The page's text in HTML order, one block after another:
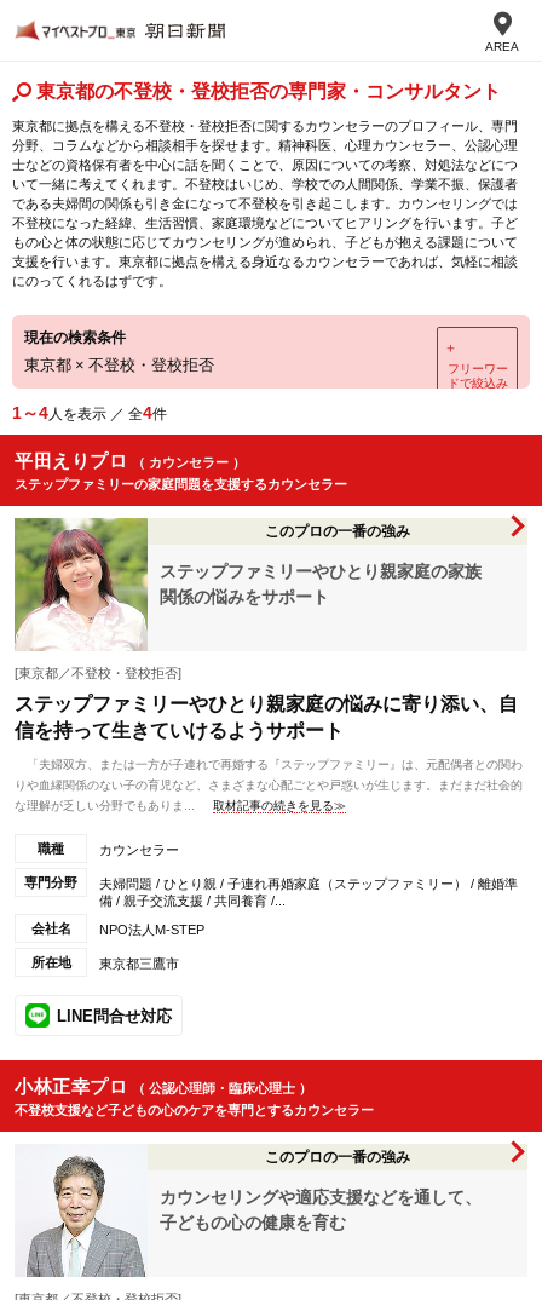
AREA
東京都の不登校・登校拒否の専門家・コンサルタント
東京都に拠点を構える不登校・登校拒否に関するカウンセラーのプロフィール、専門
分野、コラムなどから相談相手を探せます。精神科医、心理カウンセラー、公認心理
士などの資格保有者を中心に話を聞くことで、原因についての考察、対処法などにつ
いて一緒に考えてくれます。不登校はいじめ、学校での人間関係、学業不振、保護者
である夫婦間の関係も引き金になって不登校を引き起こします。カウンセリングでは
不登校になった経緯、生活習慣、家庭環境などについてヒアリングを行います。子ど
もの心と体の状態に応じてカウンセリングが進められ、子どもが抱える課題について
支援を行います。東京都に拠点を構える身近なるカウンセラーであれば、気軽に相談
にのってくれるはずです。
現在の検索条件
東京都 × 不登校・登校拒否
＋
フリーワー
ドで絞込み
1～4人を表示 ／ 全4件
平田えりプロ
（ カウンセラー ）
ステップファミリーの家庭問題を支援するカウンセラー
このプロの一番の強み
ステップファミリーやひとり親家庭の家族
関係の悩みをサポート
[東京都／不登校・登校拒否]
ステップファミリーやひとり親家庭の悩みに寄り添い、自
信を持って生きていけるようサポート
「夫婦双方、または一方が子連れで再婚する『ステップファミリー』は、元配偶者との関わ
りや血縁関係のない子の育児など、さまざまな心配ごとや戸惑いが生じます。まだまだ社会的
な理解が乏しい分野でもありま...
取材記事の続きを見る≫
職種 カウンセラー
専門分野
夫婦問題 / ひとり親 / 子連れ再婚家庭（ステップファミリー） / 離婚準
備 / 親子交流支援 / 共同養育 /...
会社名
NPO法人M-STEP
所在地 東京都三鷹市
LINE問合せ対応
小林正幸プロ
（ 公認心理師・臨床心理士 ）
不登校支援など子どもの心のケアを専門とするカウンセラー
このプロの一番の強み
カウンセリングや適応支援などを通して、
子どもの心の健康を育む